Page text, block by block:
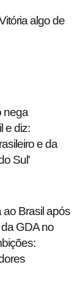
algo de
nega
e diz:
e da
Sul'
ao Brasil após
GDA no